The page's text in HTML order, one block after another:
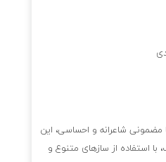
مضمونی شاعرانه و احساسی، این
استفاده از سازهای متنوع و